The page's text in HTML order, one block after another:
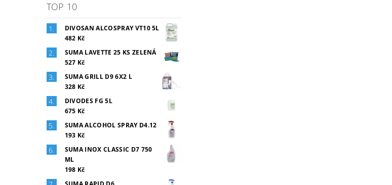
TOP 10
DIVOSAN ALCOSPRAY VT10 5L
482 Kč
SUMA LAVETTE 25 KS ZELENÁ
527 Kč
SUMA GRILL D9 6X2 L
328 Kč
DIVODES FG 5L
675 Kč
SUMA ALCOHOL SPRAY D4.12
193 Kč
SUMA INOX CLASSIC D7 750
ML
198 Kč